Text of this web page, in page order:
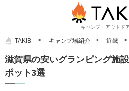
キャンプ・アウトド
TAKIBI キャンプ場紹介 近畿
滋賀県の安いグランピング施
ポット3選